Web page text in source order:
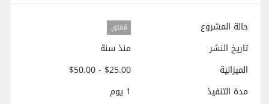
حالة المشروع مُغلق
تاريخ النشر
منذ سنة
الميزانية
$25.00 - $50.00
مدة التنفيذ
1 يوم